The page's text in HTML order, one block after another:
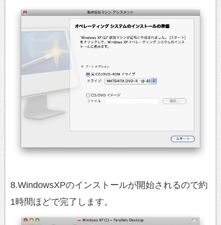
8.WindowsXPのインストールが開始されるので約
1時間ほどで完了します。